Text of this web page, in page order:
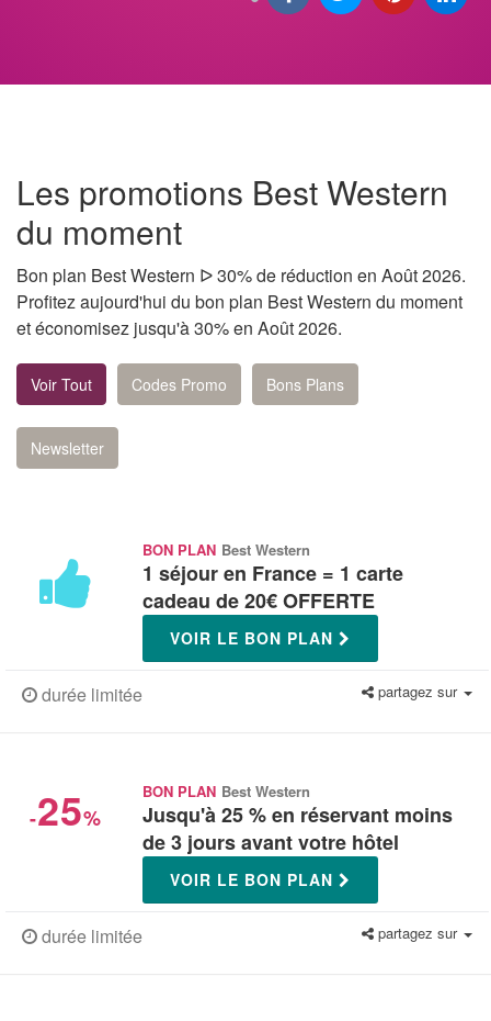
Les promotions Best Western
du moment
Bon plan Best Western ᐅ 30% de réduction en Août 2026.
Profitez aujourd'hui du bon plan Best Western du moment
et économisez jusqu'à 30% en Août 2026.
Voir Tout Codes Promo Bons Plans
Newsletter
BON PLAN Best Western
1 séjour en France = 1 carte
cadeau de 20€ OFFERTE
VOIR LE BON PLAN
durée limitée partagez sur
-25%
BON PLAN Best Western
Jusqu'à 25 % en réservant moins
de 3 jours avant votre hôtel
VOIR LE BON PLAN
durée limitée partagez sur